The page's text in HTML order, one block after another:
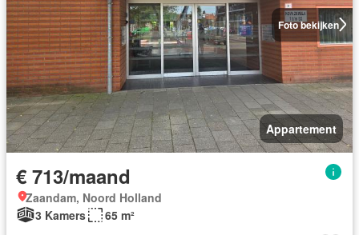
Foto bekijken
Appartement
€ 713/maand
Zaandam, Noord Holland
3 Kamers
65 m²